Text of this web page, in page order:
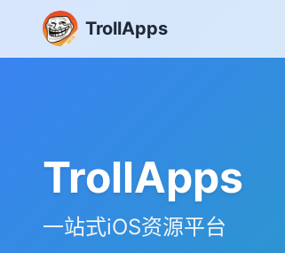
TrollApps
TrollApps
一站式iOS资源平台